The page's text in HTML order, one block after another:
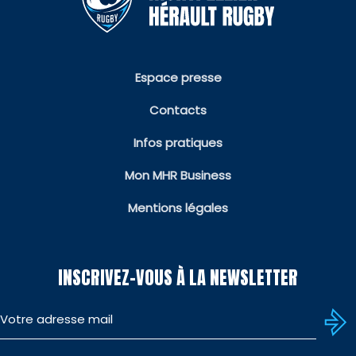
Espace presse
Contacts
Infos pratiques
Mon MHR Business
Mentions légales
INSCRIVEZ-VOUS À LA NEWSLETTER